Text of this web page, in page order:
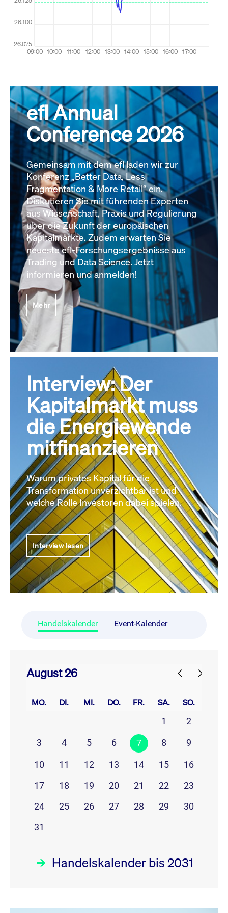
efl Annual
Conference 2026
Gemeinsam mit dem efl laden wir zur
Konferenz „Better Data, Less
Fragmentation & More Retail“ ein.
Diskutieren Sie mit führenden Experten
aus Wissenschaft, Praxis und Regulierung
über die Zukunft der europäischen
Kapitalmärkte. Zudem erwarten Sie
neueste efl-Forschungsergebnisse aus
Trading und Data Science. Jetzt
informieren und anmelden!
Mehr
Interview: Der
Kapitalmarkt muss
die Energiewende
mitfinanzieren
Warum privates Kapital für die
Transformation unverzichtbar ist und
welche Rolle Investoren dabei spielen.
Interview lesen
Handelskalender Event-Kalender
August 26
MO. DI. MI. DO. FR. SA. SO.
1
2
3
4 5 6 7 8 9
10 11 12 13 14 15
16
17
18 19 20 21 22
23
24
25 26 27 28 29
30
31
Handelskalender bis 2031